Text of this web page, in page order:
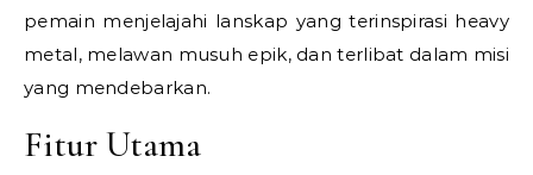
pemain menjelajahi lanskap yang terinspirasi heavy
metal, melawan musuh epik, dan terlibat dalam misi
yang mendebarkan.
Fitur Utama